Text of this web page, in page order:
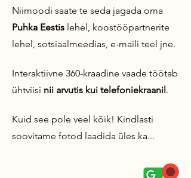
Niimoodi saate te seda jagada oma
Puhka Eestis lehel, koostööpartnerite
lehel, sotsiaalmeedias, e-maili teel jne.
Interaktiivne 360-kraadine vaade töötab
ühtviisi nii arvutis kui telefoniekraanil.
Kuid see pole veel kõik! Kindlasti
soovitame fotod laadida üles ka...